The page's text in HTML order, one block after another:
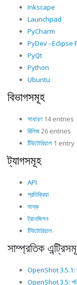
Inkscape
Launchpad
PyCharm
PyDev - Eclipse
PyQt
Python
Ubuntu
বিভাগসমূহ
সাধারণ 14 entries
রিলিজ26 entries
টিউটোরিয়াল 1 entry
ট্যাগসমূহ
API
প্রতিক্রিয়া
মাস্ক
ট্রানজিশন
টিউটোরিয়াল
সাম্প্রতিক
OpenShot 3.5.1:
OpenShot 3.5: গতি,